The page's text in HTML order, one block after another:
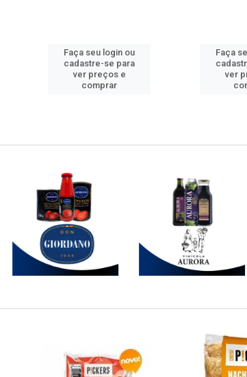
Faça seu login ou
cadastre-se para
ver preços e
comprar
Faça
ver